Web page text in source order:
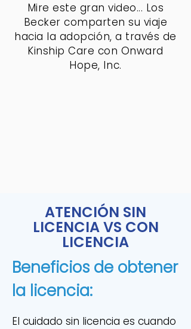
Mire este gran video... Los
Becker comparten su viaje
hacia la adopción, a través de
Kinship Care con Onward
Hope, Inc.
ATENCIÓN SIN
LICENCIA VS CON
LICENCIA
Beneficios de obtener
la licencia:
El cuidado sin licencia es cuando